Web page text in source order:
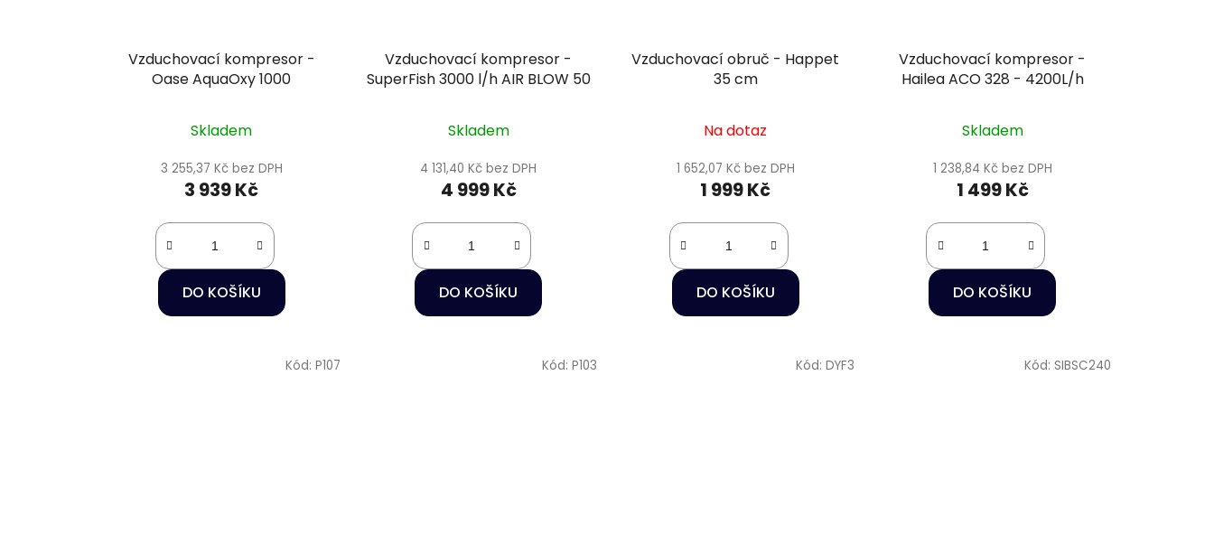
Vzduchovací kompresor -
Oase AquaOxy 1000
Skladem
3 255,37 Kč bez DPH
3 939 Kč
DO KOŠÍKU
Vzduchovací kompresor -
SuperFish 3000 l/h AIR BLOW 50
Skladem
4 131,40 Kč bez DPH
4 999 Kč
DO KOŠÍKU
Vzduchovací obruč - Happet
35 cm
Na dotaz
1 652,07 Kč bez DPH
1 999 Kč
DO KOŠÍKU
Vzduchovací kompresor -
Hailea ACO 328 - 4200L/h
Skladem
1 238,84 Kč bez DPH
1 499 Kč
DO KOŠÍKU
Kód: P107 Kód: P103 Kód: DYF3 Kód: SIBSC240